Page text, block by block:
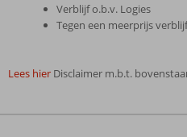
Verblijf o.b.v. Logies
Tegen een meerprijs
Lees hier Disclaimer m.b.t.